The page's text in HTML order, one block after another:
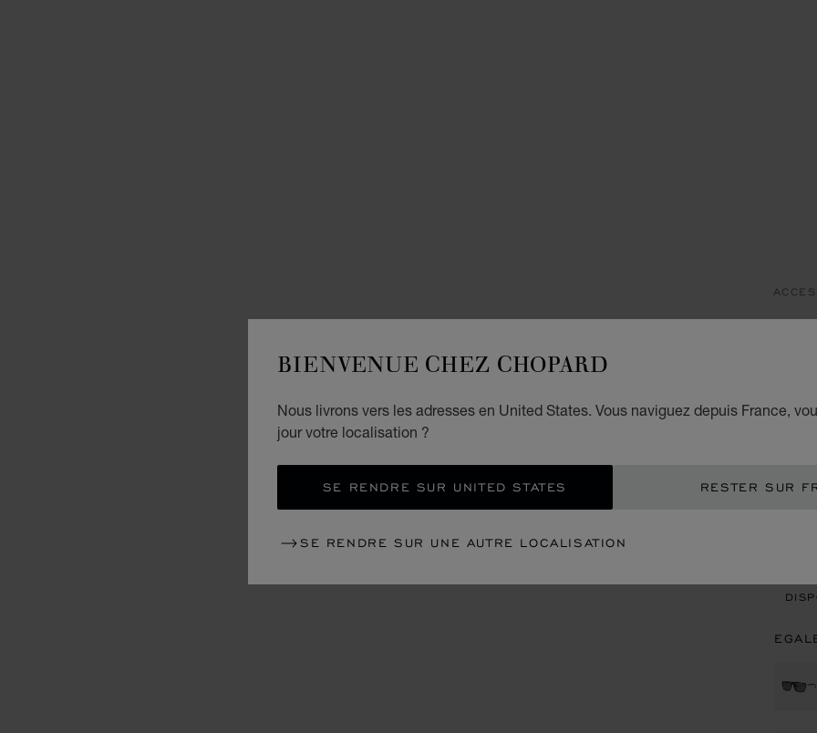
BIENVENUE CHEZ CHOPARD
Nous livrons vers les adresses en United States. Vous naviguez depuis France,
jour votre localisation ?
SE RENDRE SUR UNITED STATES RESTER SUR
SE RENDRE SUR UNE AUTRE LOCALISATION
€